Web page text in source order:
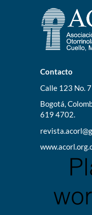
Contacto
Calle 123 No.
Bogotá,
619 4702.